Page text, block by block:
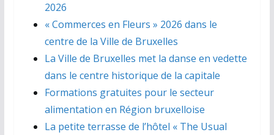
2026
« Commerces en Fleurs » 2026 dans le
centre de la Ville de Bruxelles
La Ville de Bruxelles met la danse en vedette
dans le centre historique de la capitale
Formations gratuites pour le secteur
alimentation en Région bruxelloise
La petite terrasse de l’hôtel « The Usual